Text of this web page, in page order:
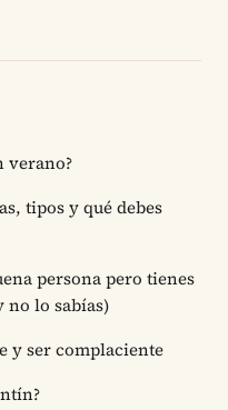
verano?
tipos y qué debes
persona pero tienes
no lo sabías)
y ser complaciente